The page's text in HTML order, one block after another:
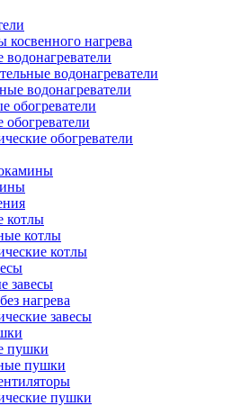
косвенного нагрева
водонагреватели
водонагреватели
водонагреватели
обогреватели
обогреватели
обогреватели
котлы
котлы
котлы
завесы
нагрева
завесы
пушки
пушки
пушки